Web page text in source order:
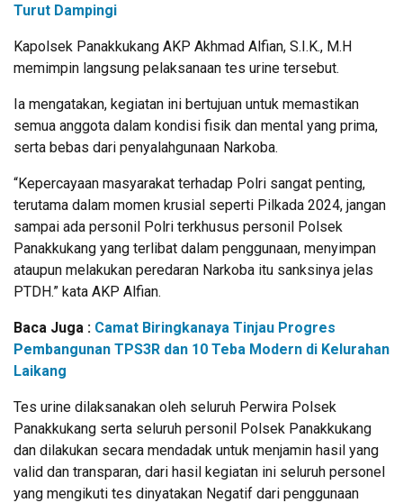
Turut Dampingi
Kapolsek Panakkukang AKP Akhmad Alfian, S.I.K., M.H
memimpin langsung pelaksanaan tes urine tersebut.
Ia mengatakan, kegiatan ini bertujuan untuk memastikan
semua anggota dalam kondisi fisik dan mental yang prima,
serta bebas dari penyalahgunaan Narkoba.
“Kepercayaan masyarakat terhadap Polri sangat penting,
terutama dalam momen krusial seperti Pilkada 2024, jangan
sampai ada personil Polri terkhusus personil Polsek
Panakkukang yang terlibat dalam penggunaan, menyimpan
ataupun melakukan peredaran Narkoba itu sanksinya jelas
PTDH.” kata AKP Alfian.
Baca Juga : Camat Biringkanaya Tinjau Progres
Pembangunan TPS3R dan 10 Teba Modern di Kelurahan
Laikang
Tes urine dilaksanakan oleh seluruh Perwira Polsek
Panakkukang serta seluruh personil Polsek Panakkukang
dan dilakukan secara mendadak untuk menjamin hasil yang
valid dan transparan, dari hasil kegiatan ini seluruh personel
yang mengikuti tes dinyatakan Negatif dari penggunaan